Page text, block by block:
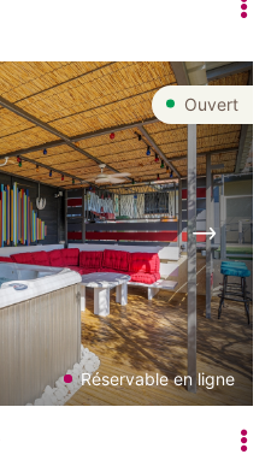
Ouvert
Réservable en ligne
Suivant